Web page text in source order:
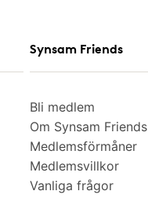
Synsam Friends
Bli medlem
Om Synsam Friends
Medlemsförmåner
Medlemsvillkor
Vanliga frågor